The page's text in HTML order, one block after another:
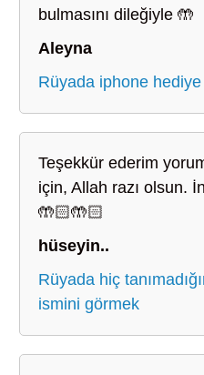
bulmasını dileğiyle 🤲
Aleyna
Rüyada iphone
Teşekkür ederim
için, Allah razı olsun.
🤲🏻🤲🏻
hüseyin..
Rüyada hiç
ismini görmek